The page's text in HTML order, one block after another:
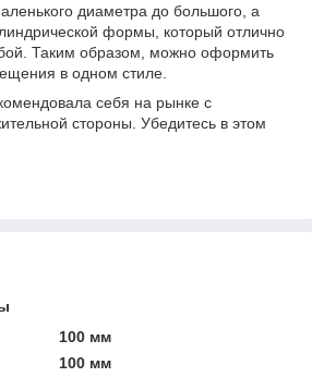
диаметра до большого, а
формы, который отлично
Таким образом, можно оформить
в одном стиле.
себя на рынке с
стороны. Убедитесь в этом
100 мм
100 мм